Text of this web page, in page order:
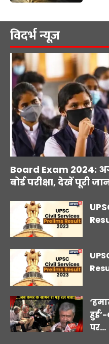
विदर्भ न्यूज़
Board Exam 2024:
बोर्ड परीक्षा, देखें पूरी
पर...